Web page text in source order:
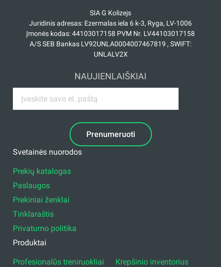
SIA G Kolizejs
Juridinis adresas: Ezermalas iela 6 k-3, Ryga, LV-1006
Įmonės kodas: 44103017158 PVM Nr. LV44103017158
A/S SEB Bankas LV92UNLA0004007467819 , SWIFT:
UNLALV2X
NAUJIENLAIŠKIAI
Prenumeruoti
Svetainės nuorodos
Prekių katalogas
Paslaugos
Prekiniai ženklai
Tinklaraštis
Privatumo politika
Produktai
Profesionalūs treniruokliai
Krepšinio inventorius